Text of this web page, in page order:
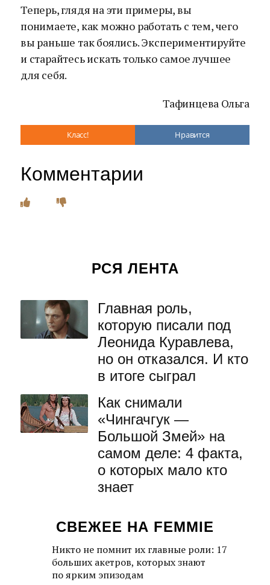
Теперь, глядя на эти примеры, вы
понимаете, как можно работать с тем, чего
вы раньше так боялись. Экспериментируйте
и старайтесь искать только самое лучшее
для себя.
Тафинцева Ольга
Класс! Нравится
Комментарии
РСЯ ЛЕНТА
Главная роль,
которую писали под
Леонида Куравлева,
но он отказался. И кто
в итоге сыграл
Как снимали
«Чингачгук —
Большой Змей» на
самом деле: 4 факта,
о которых мало кто
знает
СВЕЖЕЕ НА FEMMIE
Никто не помнит их главные роли: 17
больших акетров, которых знают
по ярким эпизодам